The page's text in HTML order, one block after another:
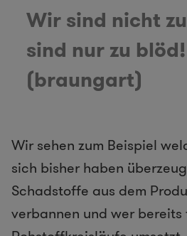
Wir sind nicht
sind nur zu blöd!
(braungart)
Wir sehen zum Beispiel
sich bisher haben
Schadstoffe aus dem
verbannen und wer